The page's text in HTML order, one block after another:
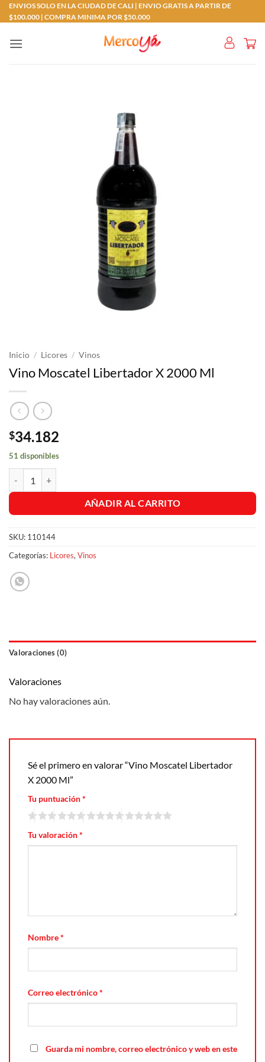
Saltar
al
ENVIOS SOLO EN LA CIUDAD DE CALI | ENVIO GRATIS A PARTIR DE
$100.000 | COMPRA MINIMA POR $50.000
Inicio / Licores / Vinos
Vino Moscatel Libertador X 2000 Ml
$34.182
51 disponibles
AÑADIR AL CARRITO
SKU: 110144
Categorías: Licores, Vinos
Valoraciones (0)
Valoraciones
No hay valoraciones aún.
Sé el primero en valorar “Vino Moscatel Libertador
X 2000 Ml”
Tu puntuación*
Tu valoración*
Nombre*
Correo electrónico*
Guarda mi nombre, correo electrónico y web en este